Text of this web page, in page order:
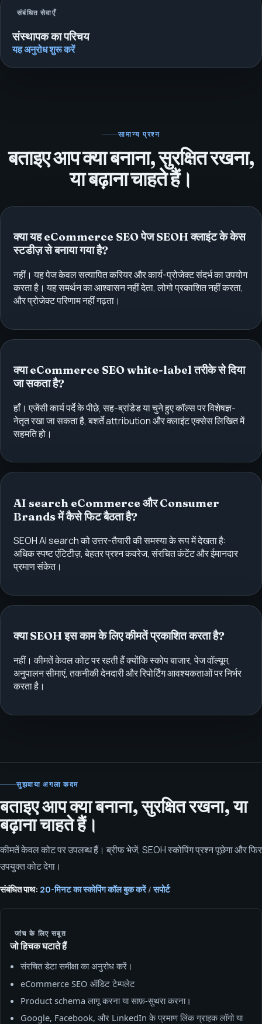
संबंधित सेवाएँ
संस्थापक का परिचय
यह अनुरोध शुरू करें
सामान्य प्रश्न
बताइए आप क्या बनाना, सुरक्षित रखना,
या बढ़ाना चाहते हैं।
क्या यह eCommerce SEO पेज SEOH क्लाइंट के केस
स्टडीज़ से बनाया गया है?
नहीं। यह पेज केवल सत्यापित करियर और कार्य-प्रोजेक्ट संदर्भ का उपयोग
करता है। यह समर्थन का आश्वासन नहीं देता, लोगो प्रकाशित नहीं करता,
और प्रोजेक्ट परिणाम नहीं गढ़ता।
क्या eCommerce SEO white-label तरीके से दिया
जा सकता है?
हाँ। एजेंसी कार्य पर्दे के पीछे, सह-ब्रांडेड या चुने हुए कॉल्स पर विशेषज्ञ-
नेतृत रखा जा सकता है, बशर्ते attribution और क्लाइंट एक्सेस लिखित में
सहमति हो।
AI search eCommerce और Consumer
Brands में कैसे फिट बैठता है?
SEOH AI search को उत्तर-तैयारी की समस्या के रूप में देखता है:
अधिक स्पष्ट एंटिटीज़, बेहतर प्रश्न कवरेज, संरचित कंटेंट और ईमानदार
प्रमाण संकेत।
क्या SEOH इस काम के लिए कीमतें प्रकाशित करता है?
नहीं। कीमतें केवल कोट पर रहती हैं क्योंकि स्कोप बाजार, पेज वॉल्यूम,
अनुपालन सीमाएं, तकनीकी देनदारी और रिपोर्टिंग आवश्यकताओं पर निर्भर
करता है।
सुझवाया अगला कदम
बताइए आप क्या बनाना, सुरक्षित रखना, या
बढ़ाना चाहते हैं।
कीमतें केवल कोट पर उपलब्ध हैं। ब्रीफ भेजें, SEOH स्कोपिंग प्रश्न पूछेगा और फिर
उपयुक्त कोट देगा।
संबंधित पाथ: 20-मिनट का स्कोपिंग कॉल बुक करें/सपोर्ट
जांच के लिए सबूत
जो हिचक घटाते हैं
संरचित डेटा समीक्षा का अनुरोध करें।
eCommerce SEO ऑडिट टेम्पलेट
Product schema लागू करना या साफ़-सुथरा करना।
Google, Facebook, और LinkedIn के प्रमाण लिंक ग्राहक लॉगो या